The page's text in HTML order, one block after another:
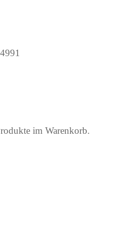
im Warenkorb.